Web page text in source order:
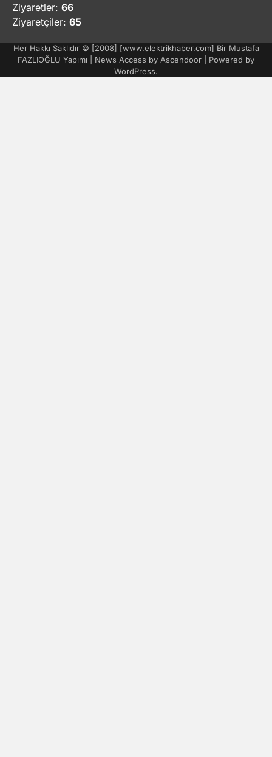
Ziyaretler: 66
Ziyaretçiler: 65
Her Hakkı Saklıdır © [2008] [www.elektrikhaber.com] Bir Mustafa
FAZLIOĞLU Yapımı | News Access by Ascendoor | Powered by
WordPress.